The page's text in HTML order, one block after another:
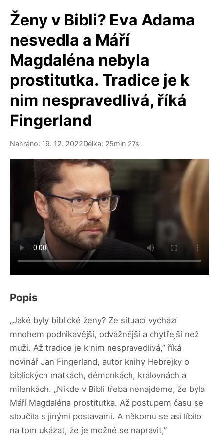
Ženy v Bibli? Eva Adama
nesvedla a Máří
Magdaléna nebyla
prostitutka. Tradice je k
nim nespravedlivá, říká
Fingerland
Nahráno: 19. 12. 2022Délka: 25min 27s
Popis
„Jaké byly biblické ženy? Ze situací vychází
mnohem podnikavější, odvážnější a chytřejší než
muži. Až tradice je k nim nespravedlivá,” říká
novinář Jan Fingerland, autor knihy Hebrejky o
biblických matkách, démonkách, královnách a
milenkách. „Nikde v Bibli třeba nenajdeme, že byla
Máří Magdaléna prostitutka. Až postupem času se
sloučila s jinými postavami. A někomu se asi líbilo
na tom ukázat, že je možné se napravit,”